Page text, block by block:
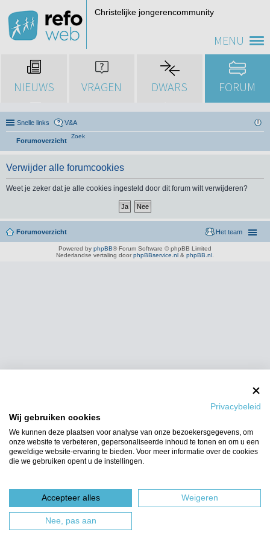
MENU
Christelijke jongerencommunity
NIEUWS VRAGEN DWARS FORUM
Snelle links V&A
Forumoverzicht
Zoek
Verwijder alle forumcookies
Weet je zeker dat je alle cookies ingesteld door dit forum wilt verwijderen?
Forumoverzicht Het team
Powered by phpBB® Forum Software © phpBB Limited
Nederlandse vertaling door phpBBservice.nl & phpBB.nl
Privacybeleid
Wij gebruiken cookies
We kunnen deze plaatsen voor analyse van onze bezoekersgegevens, om
onze website te verbeteren, gepersonaliseerde inhoud te tonen en om u een
geweldige website-ervaring te bieden. Voor meer informatie over de cookies
die we gebruiken opent u de instellingen.
Accepteer alles Weigeren
Nee, pas aan